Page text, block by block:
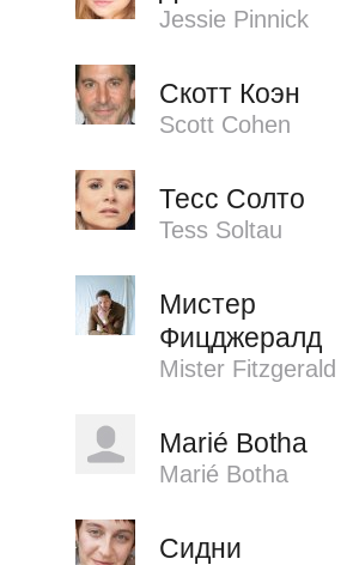
Jessie Pinnick
Скотт Коэн
Scott Cohen
Тесс Солто
Tess Soltau
Мистер
Фицджералд
Mister Fitzgerald
Marié Botha
Marié Botha
Сидни